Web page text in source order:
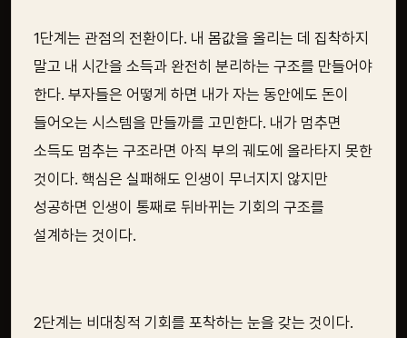
1단계는 관점의 전환이다. 내 몸값을 올리는 데 집착하지
말고 내 시간을 소득과 완전히 분리하는 구조를 만들어야
한다. 부자들은 어떻게 하면 내가 자는 동안에도 돈이
들어오는 시스템을 만들까를 고민한다. 내가 멈추면
소득도 멈추는 구조라면 아직 부의 궤도에 올라타지 못한
것이다. 핵심은 실패해도 인생이 무너지지 않지만
성공하면 인생이 통째로 뒤바뀌는 기회의 구조를
설계하는 것이다.
2단계는 비대칭적 기회를 포착하는 눈을 갖는 것이다.